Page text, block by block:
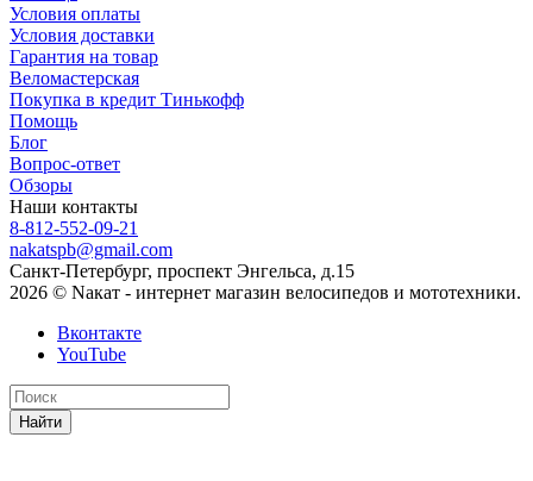
Условия оплаты
Условия доставки
Гарантия на товар
Веломастерская
Покупка в кредит Тинькофф
Помощь
Блог
Вопрос-ответ
Обзоры
Наши контакты
8-812-552-09-21
nakatspb@gmail.com
Санкт-Петербург, проспект Энгельса, д.15
2026 © Nакат - интернет магазин велосипедов и мототехники.
Вконтакте
YouTube
Найти